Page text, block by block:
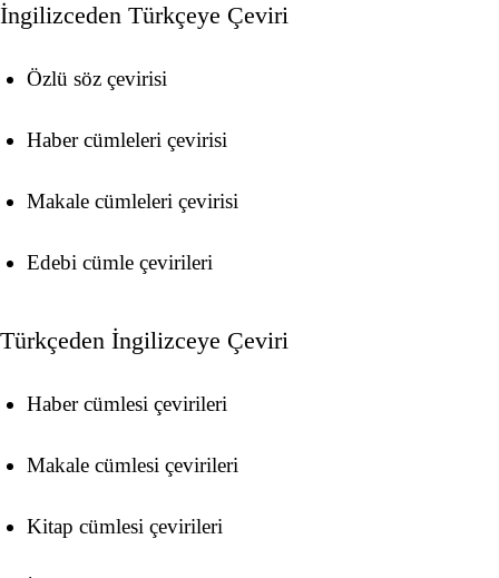
İngilizceden Türkçeye Çeviri
Özlü söz çevirisi
Haber cümleleri çevirisi
Makale cümleleri çevirisi
Edebi cümle çevirileri
Türkçeden İngilizceye Çeviri
Haber cümlesi çevirileri
Makale cümlesi çevirileri
Kitap cümlesi çevirileri